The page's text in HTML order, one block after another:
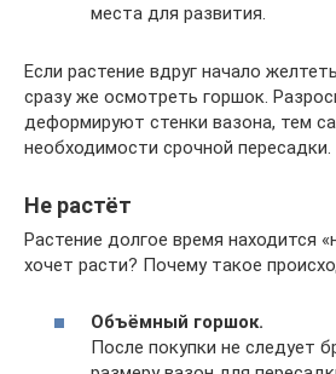
места для развития.
Если растение вдруг начало
сразу же осмотреть горшок.
деформируют стенки вазона, тем
необходимости срочной пересадки.
Не растёт
Растение долгое время находится
хочет расти? Почему такое
Объёмный горшок.
После покупки не следует